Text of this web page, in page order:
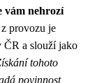
vám nehrozí
provozu je
ČR a slouží jako
tohoto
povinnost